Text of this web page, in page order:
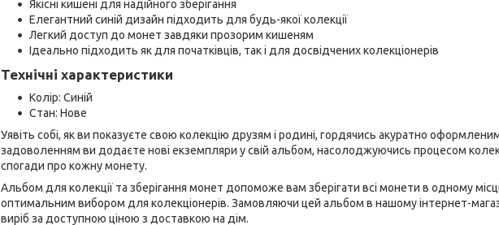
Якісні кишені для надійного зберігання
Елегантний синій дизайн підходить для будь-якої колекції
Легкий доступ до монет завдяки прозорим кишеням
Ідеально підходить як для початківців, так і для досвідчених колекціонерів
Технічні характеристики
Колір: Синій
Стан: Нове
Уявіть собі, як ви показуєте свою колекцію друзям і родині, гордячись акуратно
задоволенням ви додаєте нові екземпляри у свій альбом, насолоджуючись процесом
спогади про кожну монету.
Альбом для колекції та зберігання монет допоможе вам зберігати всі монети в одному
оптимальним вибором для колекціонерів. Замовляючи цей альбом в нашому інтернет-
виріб за доступною ціною з доставкою на дім.